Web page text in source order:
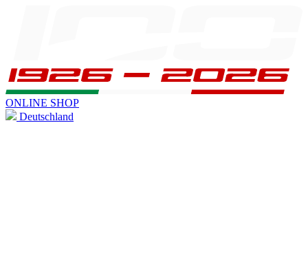
ONLINE SHOP
Deutschland